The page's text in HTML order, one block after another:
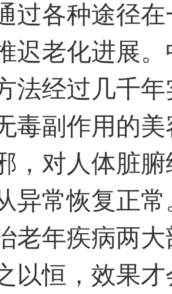
过各种途径
迟老化进展
法经过几千
毒副作用的
，对人体脏
异常恢复正
老年疾病两
以恒，效